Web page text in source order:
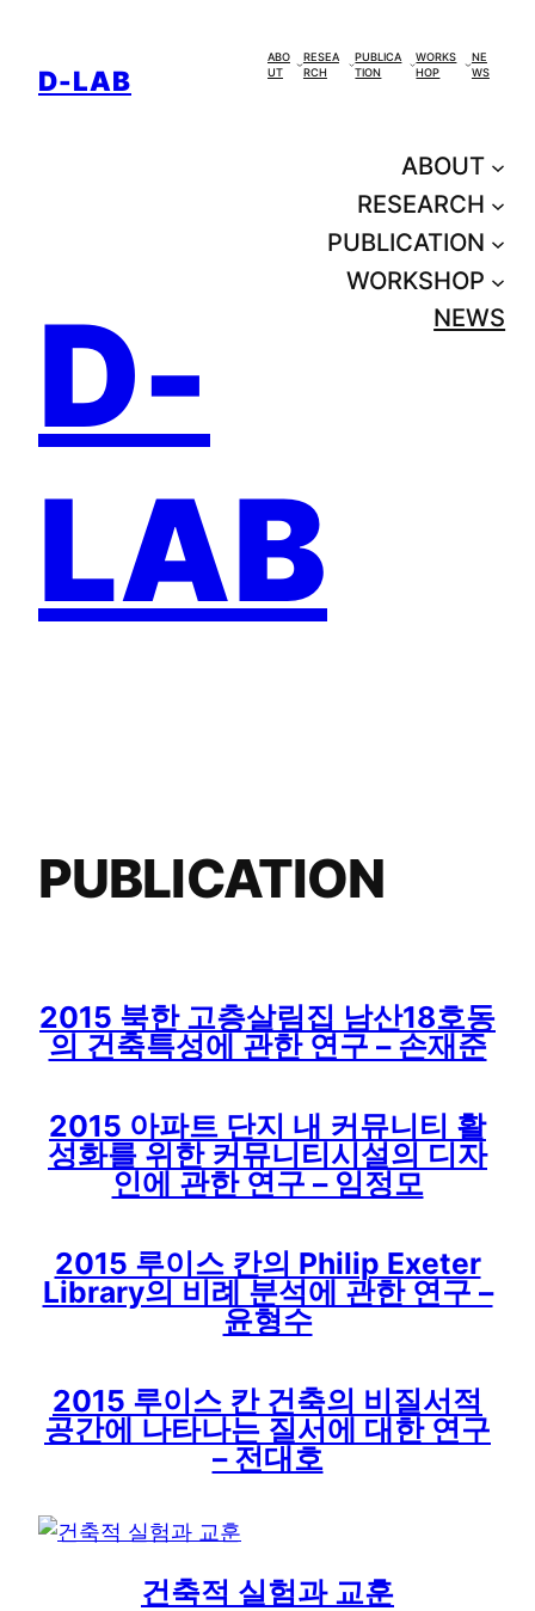
D-LAB
ABO
UT
RESEA
RCH
PUBLICA
TION
WORKS
HOP
NE
WS
D-
LAB
ABOUT
RESEARCH
PUBLICATION
WORKSHOP
NEWS
PUBLICATION
2015 북한 고층살림집 남산18호동
의 건축특성에 관한 연구 – 손재준
2015 아파트 단지 내 커뮤니티 활
성화를 위한 커뮤니티시설의 디자
인에 관한 연구 – 임정모
2015 루이스 칸의 Philip Exeter
Library의 비례 분석에 관한 연구 –
윤형수
2015 루이스 칸 건축의 비질서적
공간에 나타나는 질서에 대한 연구
– 전대호
건축적 실험과 교훈